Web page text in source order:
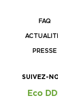
FAQ
PRESSE
SUIVEZ-
Eco